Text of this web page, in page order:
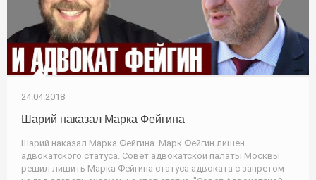
24.04.2018
Шарий наказал Марка Фейгина
Шарий наказал Марка Фейгина. Марк Фейгин лишен
адвокатского статуса. Совет адвокатской палаты Москвы
решил лишить Марка Фейгина статуса адвоката с запретом